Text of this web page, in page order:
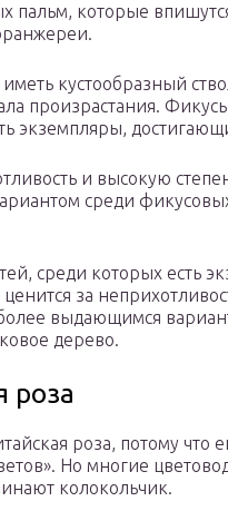
пальм, которые
кустообразный
произрастания.
экземпляры,
и высокую
среди фикусовых
среди которых есть
за
выдающимся
дерево.
роза
роза, потому что
Но многие
колокольчик.